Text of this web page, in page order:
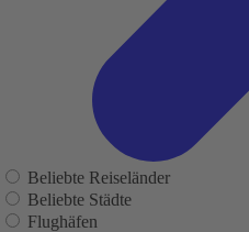
Beliebte Reiseländer
Beliebte Städte
Flughäfen